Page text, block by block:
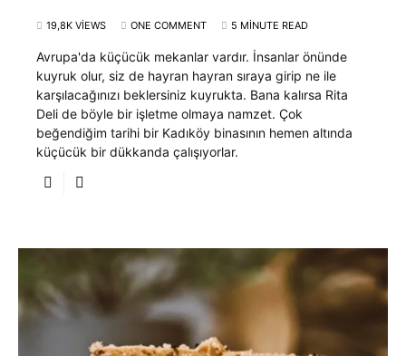
19,8K VIEWS ONE COMMENT 5 MINUTE READ
Avrupa'da küçücük mekanlar vardır. İnsanlar önünde
kuyruk olur, siz de hayran hayran sıraya girip ne ile
karşılacağınızı beklersiniz kuyrukta. Bana kalırsa Rita
Deli de böyle bir işletme olmaya namzet. Çok
beğendiğim tarihi bir Kadıköy binasının hemen altında
küçücük bir dükkanda çalışıyorlar.